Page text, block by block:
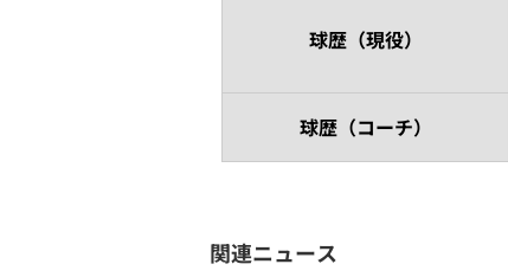
球歴（現役）
球歴（コーチ）
関連ニュース